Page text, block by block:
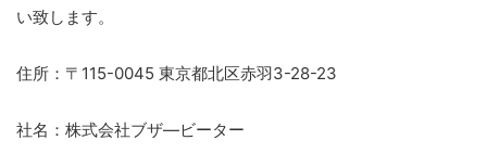
い致します。
住所：〒115-0045 東京都北区赤羽3-28-23
社名：株式会社ブザ―ビーター